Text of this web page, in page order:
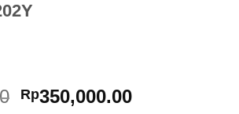
Harga
Rp350,000.00Harga